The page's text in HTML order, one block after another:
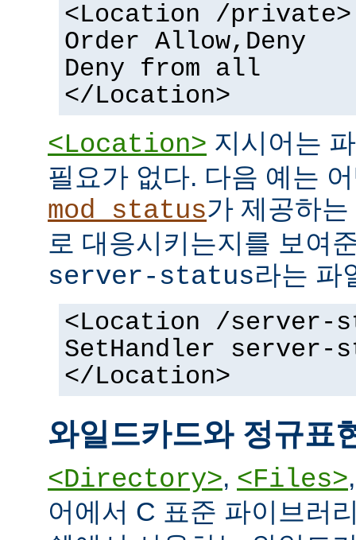
<Location /private>
Order Allow,Deny
Deny from all
</Location>
<Location> 지시어는
필요가 없다. 다음 예는
mod_status가 제공하
로 대응시키는지를 보여
server-status라는 파
<Location /server-
SetHandler server-
</Location>
와일드카드와 정규표
<Directory>, <Files>
어에서 C 표준 파이브러